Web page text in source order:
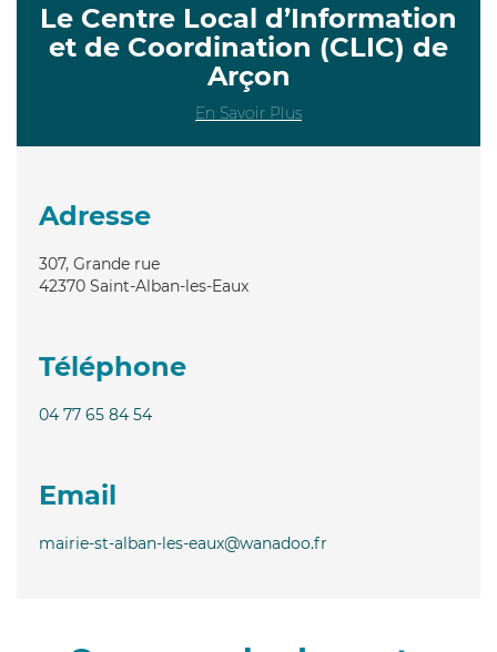
Le Centre Local d’Information
et de Coordination (CLIC) de
Arçon
En Savoir Plus
Adresse
307, Grande rue
42370 Saint-Alban-les-Eaux
Téléphone
04 77 65 84 54
Email
mairie-st-alban-les-eaux@wanadoo.fr